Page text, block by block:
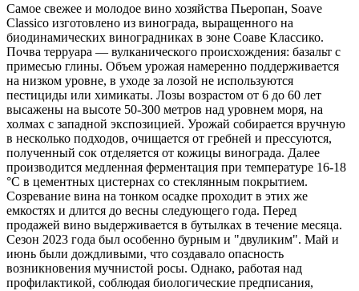
Самое свежее и молодое вино хозяйства Пьеропан, Soave
Classico изготовлено из винограда, выращенного на
биодинамических виноградниках в зоне Соаве Классико.
Почва терруара — вулканического происхождения: базальт с
примесью глины. Объем урожая намеренно поддерживается
на низком уровне, в уходе за лозой не используются
пестициды или химикаты. Лозы возрастом от 6 до 60 лет
высажены на высоте 50-300 метров над уровнем моря, на
холмах с западной экспозицией. Урожай собирается вручную
в несколько подходов, очищается от гребней и прессуются,
полученный сок отделяется от кожицы винограда. Далее
производится медленная ферментация при температуре 16-18
°C в цементных цистернах со стеклянным покрытием.
Созревание вина на тонком осадке проходит в этих же
емкостях и длится до весны следующего года. Перед
продажей вино выдерживается в бутылках в течение месяца.
Сезон 2023 года был особенно бурным и "двуликим". Май и
июнь были дождливыми, что создавало опасность
возникновения мучнистой росы. Однако, работая над
профилактикой, соблюдая биологические предписания,